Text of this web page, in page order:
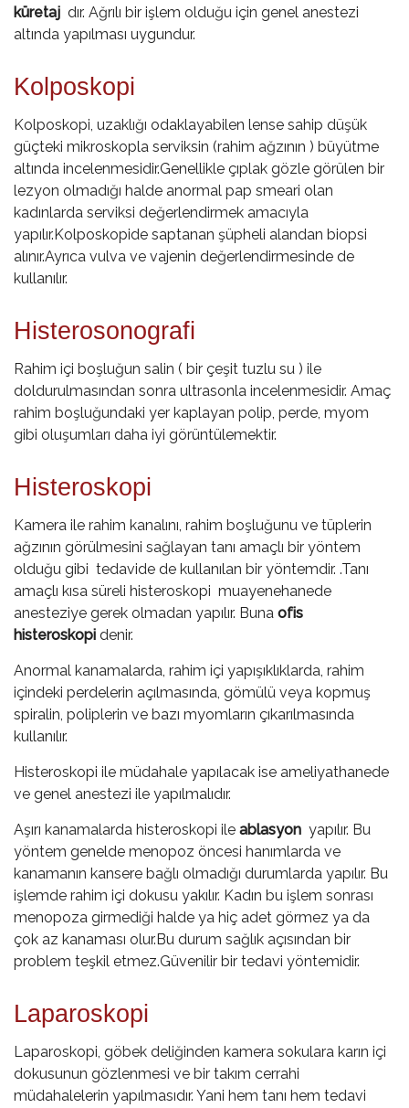
küretaj dır. Ağrılı bir işlem olduğu için genel anestezi
altında yapılması uygundur.
Kolposkopi
Kolposkopi, uzaklığı odaklayabilen lense sahip düşük
güçteki mikroskopla serviksin (rahim ağzının ) büyütme
altında incelenmesidir.Genellikle çıplak gözle görülen bir
lezyon olmadığı halde anormal pap smeari olan
kadınlarda serviksi değerlendirmek amacıyla
yapılır.Kolposkopide saptanan şüpheli alandan biopsi
alınır.Ayrıca vulva ve vajenin değerlendirmesinde de
kullanılır.
Histerosonografi
Rahim içi boşluğun salin ( bir çeşit tuzlu su ) ile
doldurulmasından sonra ultrasonla incelenmesidir. Amaç
rahim boşluğundaki yer kaplayan polip, perde, myom
gibi oluşumları daha iyi görüntülemektir.
Histeroskopi
Kamera ile rahim kanalını, rahim boşluğunu ve tüplerin
ağzının görülmesini sağlayan tanı amaçlı bir yöntem
olduğu gibi tedavide de kullanılan bir yöntemdir. .Tanı
amaçlı kısa süreli histeroskopi muayenehanede
anesteziye gerek olmadan yapılır. Buna ofis
histeroskopi denir.
Anormal kanamalarda, rahim içi yapışıklıklarda, rahim
içindeki perdelerin açılmasında, gömülü veya kopmuş
spiralin, poliplerin ve bazı myomların çıkarılmasında
kullanılır.
Histeroskopi ile müdahale yapılacak ise ameliyathanede
ve genel anestezi ile yapılmalıdır.
Aşırı kanamalarda histeroskopi ile ablasyon yapılır. Bu
yöntem genelde menopoz öncesi hanımlarda ve
kanamanın kansere bağlı olmadığı durumlarda yapılır. Bu
işlemde rahim içi dokusu yakılır. Kadın bu işlem sonrası
menopoza girmediği halde ya hiç adet görmez ya da
çok az kanaması olur.Bu durum sağlık açısından bir
problem teşkil etmez.Güvenilir bir tedavi yöntemidir.
Laparoskopi
Laparoskopi, göbek deliğinden kamera sokulara karın içi
dokusunun gözlenmesi ve bir takım cerrahi
müdahalelerin yapılmasıdır. Yani hem tanı hem tedavi